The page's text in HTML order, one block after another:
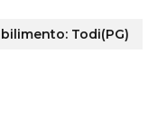
Todi(PG)